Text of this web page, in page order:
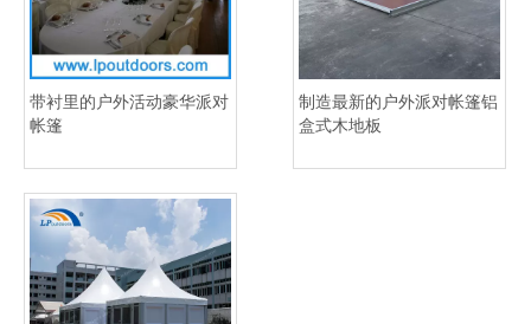
带衬里的户外活动豪华派对
帐篷
制造最新的户外派对帐篷铝
盒式木地板